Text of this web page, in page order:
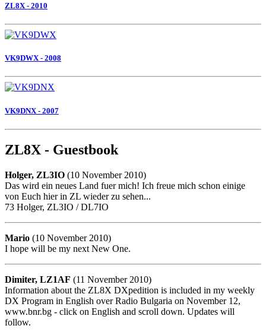
ZL8X - 2010
VK9DWX - 2008
VK9DNX - 2007
ZL8X - Guestbook
Holger, ZL3IO (10 November 2010)
Das wird ein neues Land fuer mich! Ich freue mich schon einige
von Euch hier in ZL wieder zu sehen...
73 Holger, ZL3IO / DL7IO
Mario (10 November 2010)
I hope will be my next New One.
Dimiter, LZ1AF (11 November 2010)
Information about the ZL8X DXpedition is included in my weekly
DX Program in English over Radio Bulgaria on November 12,
www.bnr.bg - click on English and scroll down. Updates will
follow.